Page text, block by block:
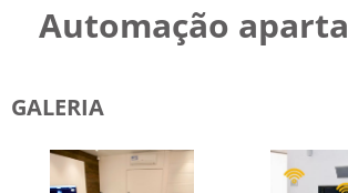
Automação
GALERIA